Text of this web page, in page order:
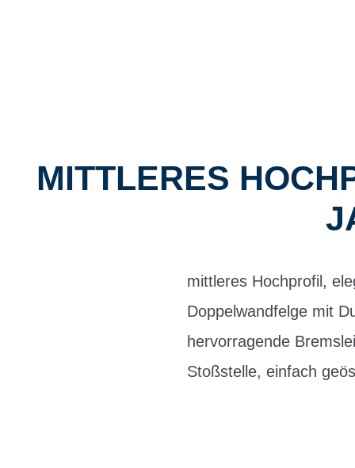
MITTLERES
mittleres Hochprofil,
Doppelwandfelge mit
hervorragende
Stoßstelle, einfach